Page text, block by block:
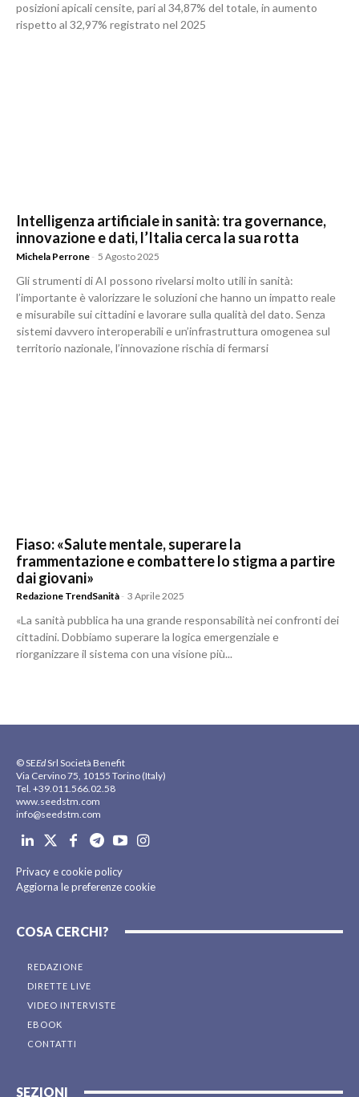
posizioni apicali censite, pari al 34,87% del totale, in aumento
rispetto al 32,97% registrato nel 2025
Intelligenza artificiale in sanità: tra governance,
innovazione e dati, l’Italia cerca la sua rotta
Michela Perrone - 5 Agosto 2025
Gli strumenti di AI possono rivelarsi molto utili in sanità:
l’importante è valorizzare le soluzioni che hanno un impatto reale
e misurabile sui cittadini e lavorare sulla qualità del dato. Senza
sistemi davvero interoperabili e un’infrastruttura omogenea sul
territorio nazionale, l’innovazione rischia di fermarsi
Fiaso: «Salute mentale, superare la
frammentazione e combattere lo stigma a partire
dai giovani»
Redazione TrendSanità - 3 Aprile 2025
«La sanità pubblica ha una grande responsabilità nei confronti dei
cittadini. Dobbiamo superare la logica emergenziale e
riorganizzare il sistema con una visione più...
© SEEdSrl Società Benefit
Via Cervino 75, 10155 Torino (Italy)
Tel. +39.011.566.02.58
www.seedstm.com
info@seedstm.com
Privacy e cookie policy
Aggiorna le preferenze cookie
COSA CERCHI?
REDAZIONE
DIRETTE LIVE
VIDEO INTERVISTE
EBOOK
CONTATTI
SEZIONI